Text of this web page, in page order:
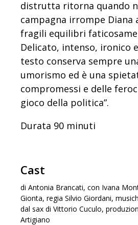
distrutta ritorna quando
campagna irrompe Diana
fragili equilibri
Delicato, intenso, ironico
testo conserva sempre
umorismo ed è una
compromessi e delle
gioco della politica”.
Durata 90 minuti
Cast
di Antonia Brancati, con Ivana
Gionta, regia Silvio Giordani,
dal sax di Vittorio Cuculo,
Artigiano